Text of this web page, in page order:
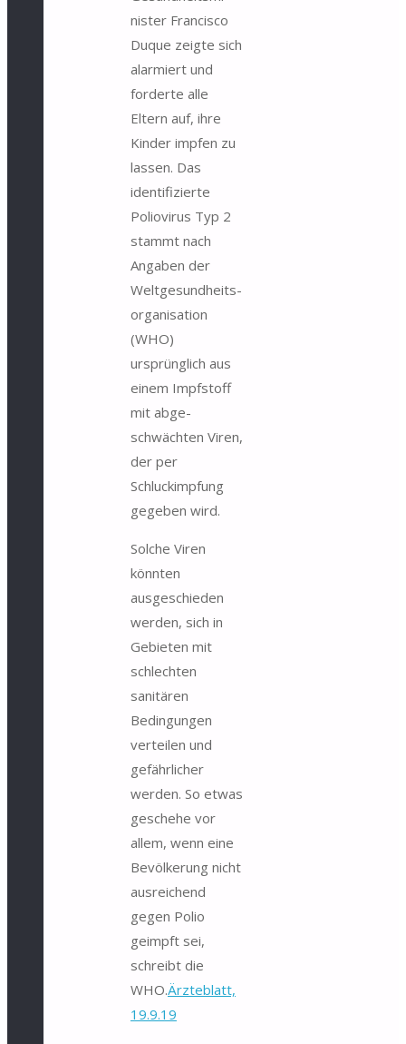
nis­ter Francisco
Duque zeigte sich
alarmiert und
forderte alle
Eltern auf, ihre
Kinder impfen zu
lassen. Das
identifizierte
Poliovirus Typ 2
stammt nach
Angaben der
Welt­gesund­heits­
organi­sation
(WHO)
ursprünglich aus
einem Impfstoff
mit abge­
schwächten Viren,
der per
Schluckimpfung
gegeben wird.
Solche Viren
könnten
ausgeschieden
werden, sich in
Gebieten mit
schlechten
sanitären
Bedingungen
verteilen und
gefährlicher
werden. So etwas
geschehe vor
allem, wenn eine
Bevölkerung nicht
ausreichend
gegen Polio
geimpft sei,
schreibt die
WHO.Ärzteblatt,
19.9.19